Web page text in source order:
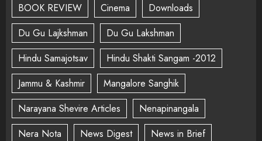
BOOK REVIEW
Cinema
Downloads
Du Gu Lajkshman
Du Gu Lakshman
Hindu Samajotsav
Hindu Shakti Sangam -2012
Jammu & Kashmir
Mangalore Sanghik
Narayana Shevire Articles
Nenapinangala
Nera Nota
News Digest
News in Brief